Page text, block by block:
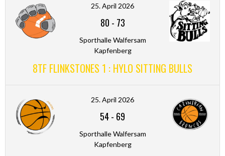
25. April 2026
80 - 73
Sporthalle Walfersam
Kapfenberg
8TF FLINKSTONES 1 : HYLO SITTING BULLS
25. April 2026
54- 69
Sporthalle Walfersam
Kapfenberg